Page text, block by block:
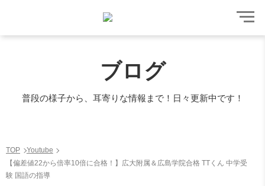
ブログ
普段の様子から、耳寄りな情報まで！日々更新中です！
TOP
Youtube
【偏差値22から倍率10倍に合格！】広大附属＆広島学院合格 TTくん 中学受
験 国語の指導